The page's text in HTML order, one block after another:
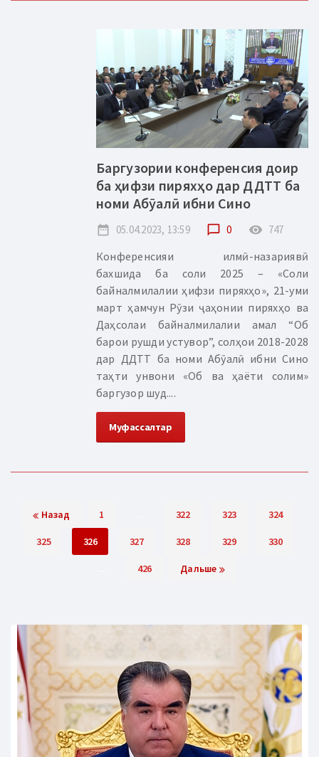
Баргузории конференсия доир
ба ҳифзи пиряхҳо дар ДДТТ ба
номи Абӯалӣ ибни Сино
date_range 05.04.2023, 13:59 chat_bubble_outline 0 remove_red_eye 747
Конференсияи илмӣ-назариявӣ
бахшида ба соли 2025 – «Соли
байналмилалии ҳифзи пиряхҳо», 21-уми
март ҳамчун Рӯзи ҷаҳонии пиряхҳо ва
Даҳсолаи байналмилалии амал “Об
барои рушди устувор”, солҳои 2018-2028
дар ДДТТ ба номи Абӯалӣ ибни Сино
таҳти унвони «Об ва ҳаёти солим»
баргузор шуд....
Муфассалтар
Назад 1 322 323 324
325 326 327 328 329 330
426 Дальше